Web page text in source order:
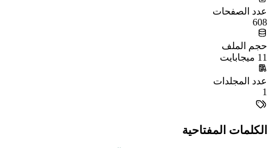
عدد الصفحات
608
حجم الملف
11 ميجابايت
عدد المجلدات
1
الكلمات المفتاحية